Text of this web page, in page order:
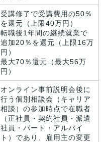
受講修了で受講費用の50％
を還元（上限40万円）
転職後1年間の継続就業で
追加20％を還元（上限16万
円）
最大70％還元（最大56万
円）
オンライン事前説明会後に
行う個別相談会（キャリア
相談）の参加時点で在職者
（正社員・契約社員・派遣
社員・パート・アルバイ
ト）であり、雇用主の変更